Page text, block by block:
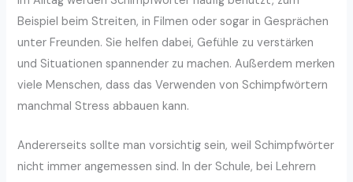
Beispiel beim Streiten, in Filmen oder sogar in Gesprächen
unter Freunden. Sie helfen dabei, Gefühle zu verstärken
und Situationen spannender zu machen. Außerdem merken
viele Menschen, dass das Verwenden von Schimpfwörtern
manchmal Stress abbauen kann.
Andererseits sollte man vorsichtig sein, weil Schimpfwörter
nicht immer angemessen sind. In der Schule, bei Lehrern